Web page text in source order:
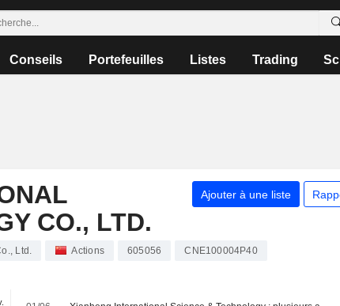
Conseils Portefeuilles Listes Trading
CO., LTD.
Ajouter à une liste
Ltd. Actions 605056 CNE100004P40